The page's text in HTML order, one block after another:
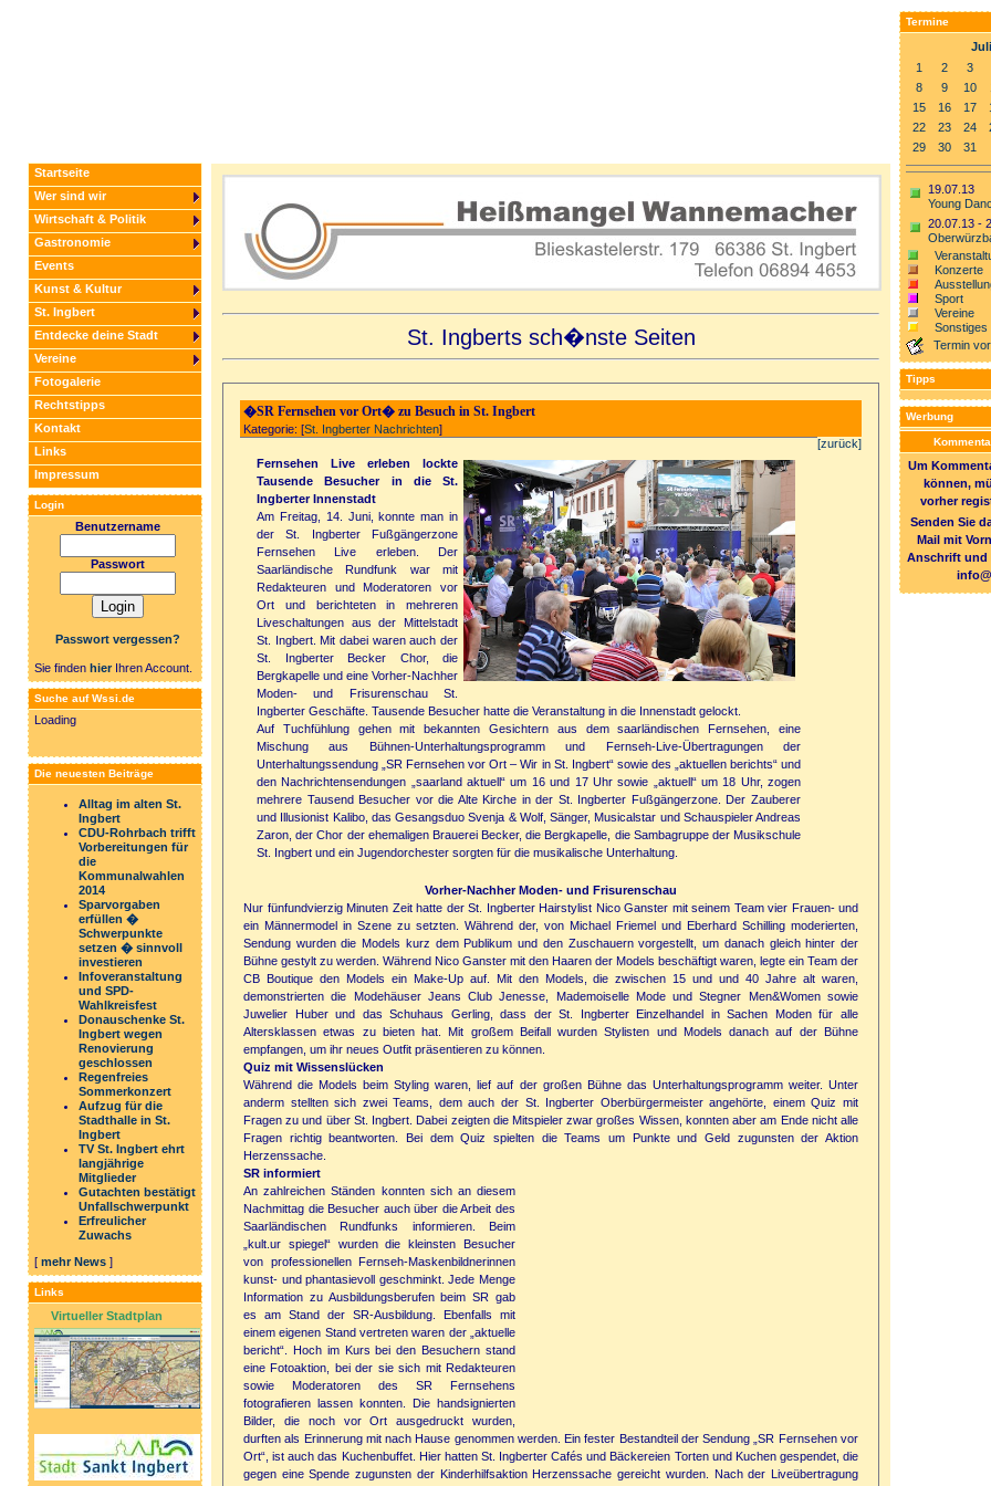
Termine
1
2 3
8
9 10
15
16 17
22
23 24
29
30 31
19.07.13
Young
20.07.13 -
Konzerte
Sport
Vereine
Sonstiges
Termin
Tipps
Werbung
Um
können,
vorher
Senden Sie
Mail mit
Anschrift und
Login
Benutzername
Passwort
Passwort vergessen?
Sie finden hierIhren Account.
Suche auf Wssi.de
Loading
Die neuesten Beiträge
Alltag im alten St.
Ingbert
CDU-Rohrbach trifft
Vorbereitungen für
die
Kommunalwahlen
2014
Sparvorgaben
erfüllen �
Schwerpunkte
setzen � sinnvoll
investieren
Infoveranstaltung
und SPD-
Wahlkreisfest
Donauschenke St.
Ingbert wegen
Renovierung
geschlossen
Regenfreies
Sommerkonzert
Aufzug für die
Stadthalle in St.
Ingbert
TV St. Ingbert ehrt
langjährige
Mitglieder
Gutachten bestätigt
Unfallschwerpunkt
Erfreulicher
Zuwachs
[ mehr News ]
Links
Virtueller Stadtplan
St. Ingberts sch�nste Seiten
�SR Fernsehen vor Ort� zu Besuch in St. Ingbert
Kategorie: [St. Ingberter Nachrichten]
[zurück]
Fernsehen Live erleben lockte
Tausende Besucher in die St.
Ingberter Innenstadt
Am Freitag, 14. Juni, konnte man in
der St. Ingberter Fußgängerzone
Fernsehen Live erleben. Der
Saarländische Rundfunk war mit
Redakteuren und Moderatoren vor
Ort und berichteten in mehreren
Liveschaltungen aus der Mittelstadt
St. Ingbert. Mit dabei waren auch der
St. Ingberter Becker Chor, die
Bergkapelle und eine Vorher-Nachher
Moden- und Frisurenschau St.
Ingberter Geschäfte. Tausende Besucher hatte die Veranstaltung in die Innenstadt gelockt.
Auf Tuchfühlung gehen mit bekannten Gesichtern aus dem saarländischen Fernsehen, eine
Mischung aus Bühnen-Unterhaltungsprogramm und Fernseh-Live-Übertragungen der
Unterhaltungssendung „SR Fernsehen vor Ort – Wir in St. Ingbert“ sowie des „aktuellen berichts“ und
den Nachrichtensendungen „saarland aktuell“ um 16 und 17 Uhr sowie „aktuell“ um 18 Uhr, zogen
mehrere Tausend Besucher vor die Alte Kirche in der St. Ingberter Fußgängerzone. Der Zauberer
und Illusionist Kalibo, das Gesangsduo Svenja & Wolf, Sänger, Musicalstar und Schauspieler Andreas
Zaron, der Chor der ehemaligen Brauerei Becker, die Bergkapelle, die Sambagruppe der Musikschule
St. Ingbert und ein Jugendorchester sorgten für die musikalische Unterhaltung.
Vorher-Nachher Moden- und Frisurenschau
Nur fünfundvierzig Minuten Zeit hatte der St. Ingberter Hairstylist Nico Ganster mit seinem Team vier Frauen- und
ein Männermodel in Szene zu setzten. Während der, von Michael Friemel und Eberhard Schilling moderierten,
Sendung wurden die Models kurz dem Publikum und den Zuschauern vorgestellt, um danach gleich hinter der
Bühne gestylt zu werden. Während Nico Ganster mit den Haaren der Models beschäftigt waren, legte ein Team der
CB Boutique den Models ein Make-Up auf. Mit den Models, die zwischen 15 und und 40 Jahre alt waren,
demonstrierten die Modehäuser Jeans Club Jenesse, Mademoiselle Mode und Stegner Men&Women sowie
Juwelier Huber und das Schuhaus Gerling, dass der St. Ingberter Einzelhandel in Sachen Moden für alle
Altersklassen etwas zu bieten hat. Mit großem Beifall wurden Stylisten und Models danach auf der Bühne
empfangen, um ihr neues Outfit präsentieren zu können.
Quiz mit Wissenslücken
Während die Models beim Styling waren, lief auf der großen Bühne das Unterhaltungsprogramm weiter. Unter
anderm stellten sich zwei Teams, dem auch der St. Ingberter Oberbürgermeister angehörte, einem Quiz mit
Fragen zu und über St. Ingbert. Dabei zeigten die Mitspieler zwar großes Wissen, konnten aber am Ende nicht alle
Fragen richtig beantworten. Bei dem Quiz spielten die Teams um Punkte und Geld zugunsten der Aktion
Herzenssache.
SR informiert
An zahlreichen Ständen konnten sich an diesem
Nachmittag die Besucher auch über die Arbeit des
Saarländischen Rundfunks informieren. Beim
„kult.ur spiegel“ wurden die kleinsten Besucher
von professionellen Fernseh-Maskenbildnerinnen
kunst- und phantasievoll geschminkt. Jede Menge
Information zu Ausbildungsberufen beim SR gab
es am Stand der SR-Ausbildung. Ebenfalls mit
einem eigenen Stand vertreten waren der „aktuelle
bericht“. Hoch im Kurs bei den Besuchern stand
eine Fotoaktion, bei der sie sich mit Redakteuren
sowie Moderatoren des SR Fernsehens
fotografieren lassen konnten. Die handsignierten
Bilder, die noch vor Ort ausgedruckt wurden,
durften als Erinnerung mit nach Hause genommen werden. Ein fester Bestandteil der Sendung „SR Fernsehen vor
Ort“, ist auch das Kuchenbuffet. Hier hatten St. Ingberter Cafés und Bäckereien Torten und Kuchen gespendet, die
gegen eine Spende zugunsten der Kinderhilfsaktion Herzenssache gereicht wurden. Nach der Liveübertragung
Startseite
Wer sind wir
Wirtschaft & Politik
Gastronomie
Events
Kunst & Kultur
St. Ingbert
Entdecke deine Stadt
Vereine
Fotogalerie
Rechtstipps
Kontakt
Links
Impressum